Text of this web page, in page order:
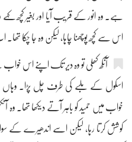
ہے۔ وہ انور کے قریب آیا اور بغیر کچھ
اس سے کچھ پوچھنا چاہا، لیکن وہ جا چکا تھا۔
آنکھ کھلی تو وہ دیر تک اپنے اس
اسکول کے ملبے کی طرف چل پڑا۔ وہاں
خواب میں حمید کو باہر آتے دیکھا تھا۔ وہ
کوشش کرتا رہا، لیکن اسے اندھیرے کے